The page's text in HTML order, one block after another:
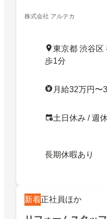
株式会社 アルテカ
東京都 渋谷区
歩1分
月給32万円〜
土日休み / 週
長期休暇あり
新着正社員ほか